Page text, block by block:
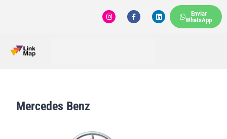
Enviar
WhatsApp
Mercedes Benz